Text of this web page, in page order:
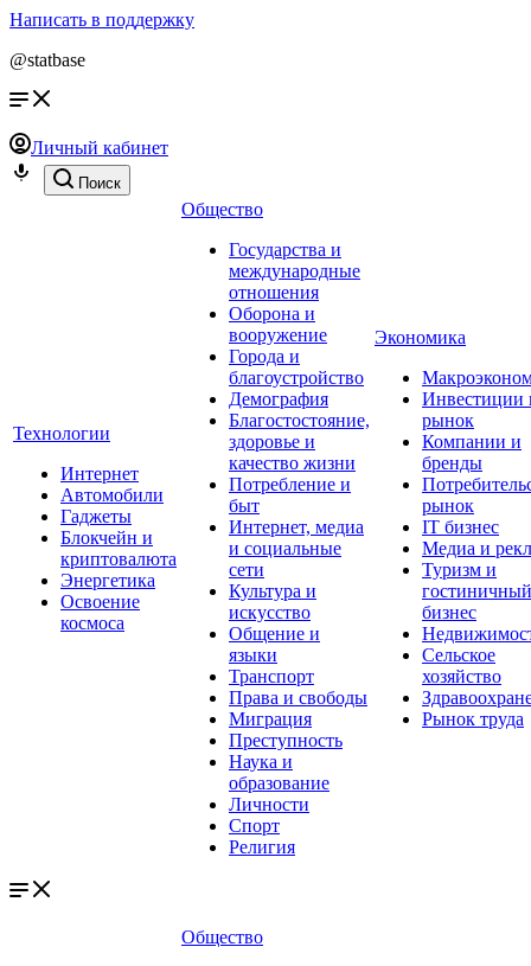
Написать в поддержку
@statbase
Личный кабинет
Поиск
Технологии
Интернет
Автомобили
Гаджеты
Блокчейн и
криптовалюта
Энергетика
Освоение
космоса
Общество
Государства и
международные
отношения
Оборона и
вооружение
Города и
благоустройство
Демография
Благостостояние,
здоровье и
качество жизни
Потребление и
быт
Интернет, медиа
и социальные
сети
Культура и
искусство
Общение и
языки
Транспорт
Права и свободы
Миграция
Преступность
Наука и
образование
Личности
Спорт
Религия
Экономика
Инвестиции
рынок
Компании и
бренды
рынок
IT бизнес
Медиа и
Туризм и
гостиничный
бизнес
Сельское
хозяйство
Рынок труда
Общество